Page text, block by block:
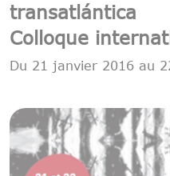
transatlántica
Colloque
Du 21 janvier 2016 au